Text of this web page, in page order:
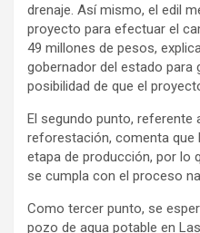
drenaje. Así mismo, el edil
proyecto para efectuar el
49 millones de pesos,
gobernador del estado para
posibilidad de que el
El segundo punto, referente
reforestación, comenta que
etapa de producción, por lo
se cumpla con el proceso
Como tercer punto, se
pozo de agua potable en